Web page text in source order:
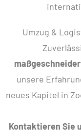
Umzug &
unsere
neues Kapitel in
Kontaktieren Sie